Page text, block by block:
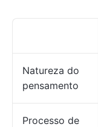
Natureza do
pensamento
Processo de